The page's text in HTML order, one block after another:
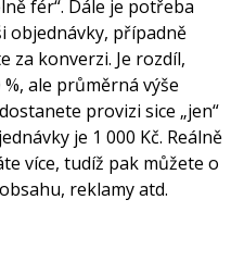
fér“. Dále je potřeba
objednávky, případně
za konverzi. Je rozdíl,
ale průměrná výše
provizi sice „jen“
je 1 000 Kč. Reálně
více, tudíž pak můžete o
reklamy atd.